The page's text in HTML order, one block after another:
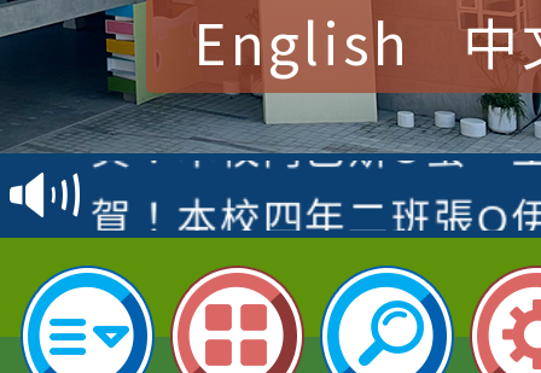
English 中
賀！本校參加桃園市中
賽 洪綺君教師榮獲社
名
賀！本校阿巴斯O蜜、
倩參加桃園市科展 國
名 指導老師王老師、
賀！本校四年二班張O
園市英語競賽國小朗讀
指導老師林老師
賀！本校參加桃園市中
賽 劉文瑛教師榮獲教
賀！本校參與2026世